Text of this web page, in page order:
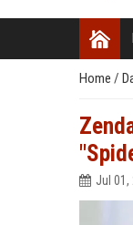
Home /
Jul 01,